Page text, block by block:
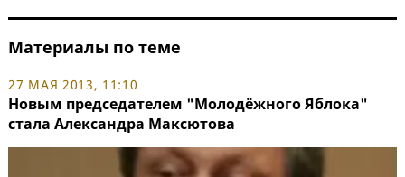
Материалы по теме
27 МАЯ 2013, 11:10
Новым председателем "Молодёжного Яблока"
стала Александра Максютова